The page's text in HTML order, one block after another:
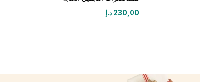
230,00 د.إ